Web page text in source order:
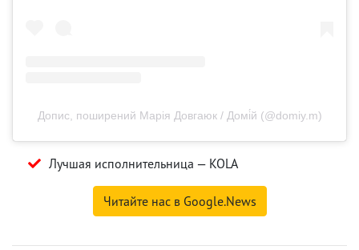
Допис, поширений Марія Довгаюк / Домі́й (@domiy.m)
Лучшая исполнительница — KOLA
Читайте нас в Google.News